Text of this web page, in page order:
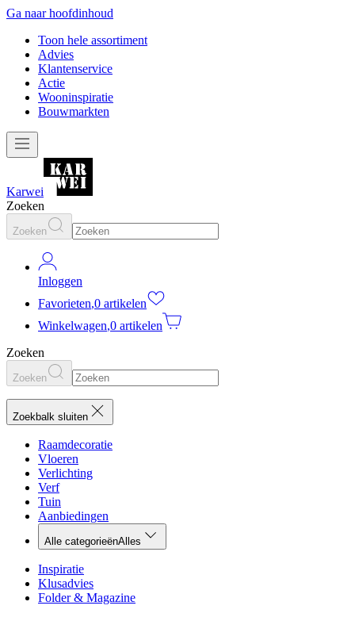
Ga naar hoofdinhoud
Toon hele assortiment
Advies
Klantenservice
Actie
Wooninspiratie
Bouwmarkten
Karwei
Zoeken
Zoeken
Inloggen
Favorieten,0 artikelen
Winkelwagen,0 artikelen
Zoeken
Zoeken
Zoekbalk sluiten
Raamdecoratie
Vloeren
Verlichting
Verf
Tuin
Aanbiedingen
Alle categorieënAlles
Inspiratie
Klusadvies
Folder & Magazine